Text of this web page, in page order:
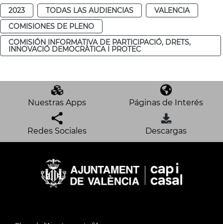
2023 TODAS LAS AUDIENCIAS
VALENCIA
COMISIONES DE PLENO
COMISIÓN INFORMATIVA DE PARTICIPACIÓ, DRETS,
INNOVACIÓ DEMOCRÀTICA I PROTEC
Nuestras Apps Páginas de Interés
Redes Sociales Descargas